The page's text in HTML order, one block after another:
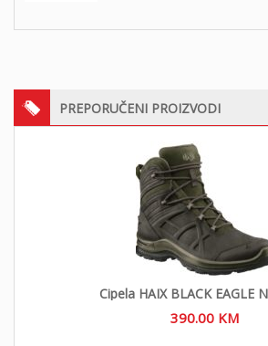
PREPORUČENI PROIZVODI
Cipela HAIX BLACK EAGLE
390.00 KM